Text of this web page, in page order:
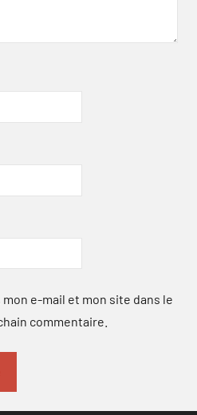
e-mail et mon site dans le
commentaire.